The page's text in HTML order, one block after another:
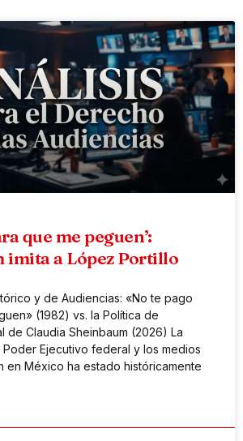
que me peguen’:
imita a López Portillo
y de Audiencias: «No te pago
(1982) vs. la Política de
de Claudia Sheinbaum (2026) La
Ejecutivo federal y los medios
en México ha estado históricamente